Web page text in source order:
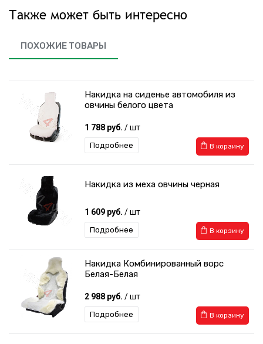
Также может быть интересно
ПОХОЖИЕ ТОВАРЫ
Накидка на сиденье автомобиля из
овчины белого цвета
1 788 руб. / шт
В корзину
Подробнее
Накидка из меха овчины черная
1 609 руб. / шт
В корзину
Подробнее
Накидка Комбинированный ворс
Белая-Белая
2 988 руб. / шт
В корзину
Подробнее